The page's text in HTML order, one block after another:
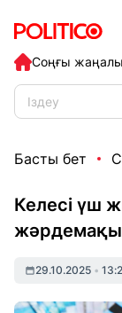
Соңғы
Басты бет
Келесі үш
жәрдемақы
29.10.2025 •